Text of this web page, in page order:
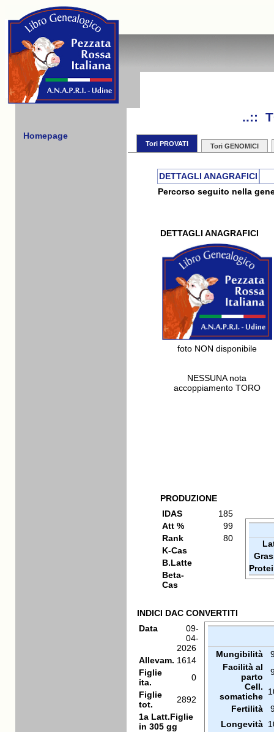
Homepage
..::
Tori PROVATI Tori GENOMICI
DETTAGLI ANAGRAFICI
Percorso seguito nella
DETTAGLI ANAGRAFICI
foto NON disponibile
NESSUNA nota
accoppiamento TORO
PRODUZIONE
IDAS
185
Att %
99
Rank
80
K-Cas
B.Latte
Beta-
Cas
INDICI DAC CONVERTITI
Data
09-
04-
2026
Allevam. 1614
Figlie
ita.
0
Figlie
tot.
2892
1a Latt.Figlie
in 305 gg
Mungibilità
Facilità al
parto
Cell.
somatiche
Fertilità
Longevità